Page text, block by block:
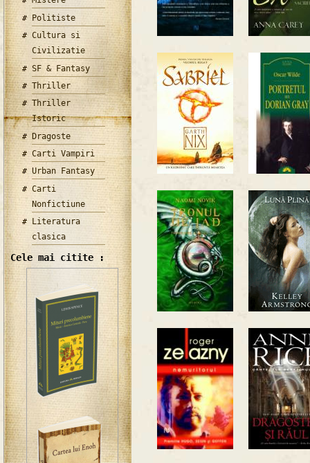
Politiste
Cultura si
Civilizatie
SF & Fantasy
Thriller
Thriller
Istoric
Dragoste
Carti Vampiri
Urban Fantasy
Carti
Nonfictiune
Literatura
clasica
Cele mai citite :